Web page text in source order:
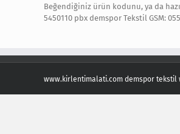
Beğendiğiniz ürün kodunu, ya da
5450110 pbx demspor Tekstil GSM:
www.kirlentimalati.com demspor tekstil